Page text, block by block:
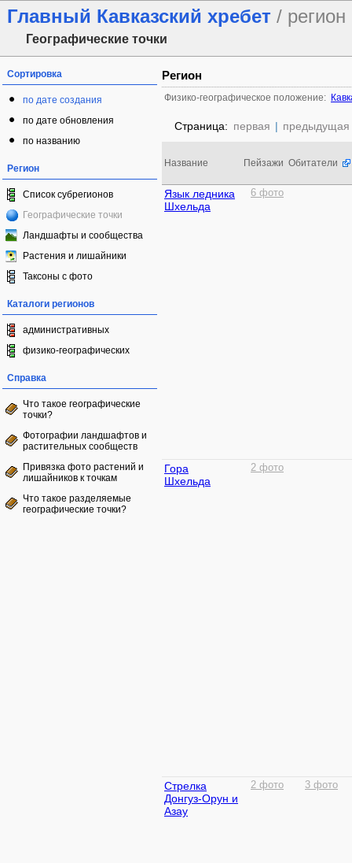
Главный Кавказский хребет / регион
Географические точки
Сортировка
по дате создания
по дате обновления
по названию
Регион
Список субрегионов
Географические точки
Ландшафты и сообщества
Растения и лишайники
Таксоны с фото
Каталоги регионов
административных
физико-географических
Справка
Что такое географические
точки?
Фотографии ландшафтов и
растительных сообществ
Привязка фото растений и
лишайников к точкам
Что такое разделяемые
географические точки?
Регион
Физико-географическое положение:
Страница: первая | предыдущая
Название Пейзажи Обитатели
Язык ледника
Шхельда
6 фото
Гора
Шхельда
2 фото
Стрелка
Донгуз-Орун и
Азау
2 фото 3 фото